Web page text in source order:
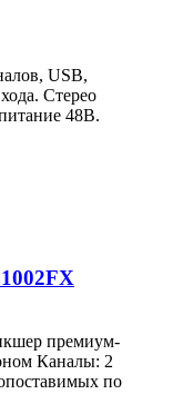
USB,
Стерео
48В.
премиум-
Каналы: 2
по